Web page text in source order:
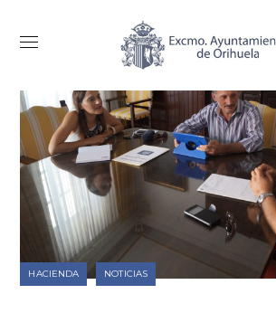
HACIENDA NOTICIAS